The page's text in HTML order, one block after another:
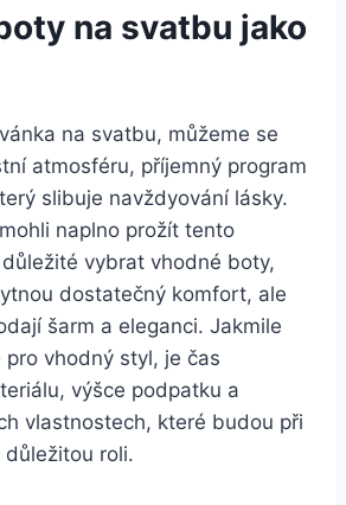
⁣na svatbu jako‌
na svatbu, můžeme se
atmosféru, příjemný program
slibuje navždyování lásky.
naplno prožít tento
vybrat vhodné boty,
dostatečný komfort, ale
šarm ⁣a eleganci. Jakmile
pro vhodný styl, je čas‌
výšce podpatku ⁤a
vlastnostech, které budou ⁢při
roli.